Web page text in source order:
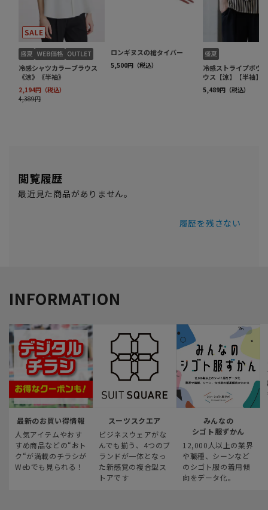
閲覧履歴
最近見た商品がありません。
履歴を残さない
INFORMATION
最新のお買い得情報
人気アイテムやおす
すめ商品などの“おト
ク“が満載のチラシが
Webでも見られる！
スーツスクエア
ビジネスウェアがな
んでも揃う、4つのブ
ランドが一体となっ
た新感覚の複合型ス
トアです
みんなの
シゴト服ずかん
12,000人以上の業界
や職種、シーンなど
のシゴト服の着用傾
向をデータ化。